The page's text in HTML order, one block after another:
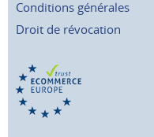
Conditions générales
Droit de révocation